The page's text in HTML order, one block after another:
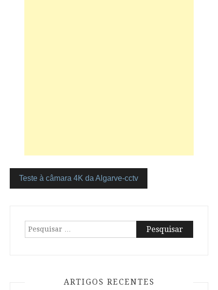
Navegação
artigos
Teste à câmara 4K da Algarve-cctv
Pesquisar
por:
ARTIGOS RECENTES